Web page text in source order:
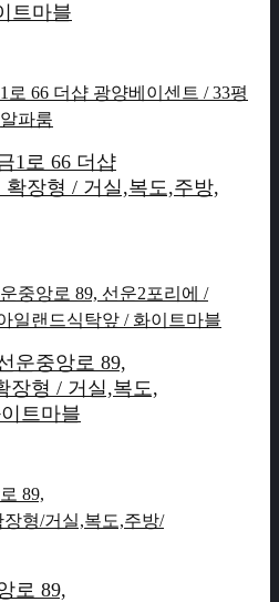
트마블
1로 66 더샵
장형 / 거실,복도,주방,
운중앙로 89,
장형 / 거실,복도,
트마블
로 89,